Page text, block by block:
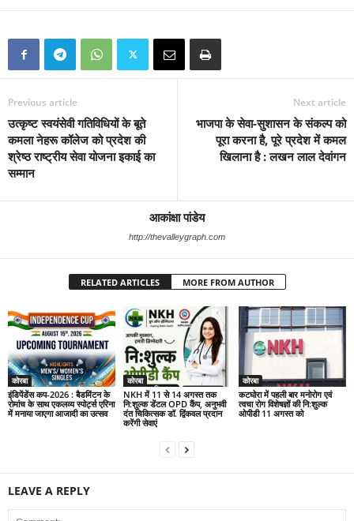
Previous article
उत्कृष्ट स्वयंसेवी गतिविधियों के बूते
कमला नेहरू कॉलेज को प्रदेश की
श्रेष्ठ राष्ट्रीय सेवा योजना इकाई का
सम्मान
Next article
भाजपा के सेवा-सुशासन के संकल्प को
पूरा करना है, पूरे प्रदेश में कमल
खिलाना है : लखन लाल देवांगन
आकांक्षा पांडेय
http://thevalleygraph.com
RELATED ARTICLES MORE FROM AUTHOR
कोरबा
इंडिपेंडेंस कप-2026 : बैडमिंटन के
रोमांच के साथ एकलव्य स्पोर्ट्स एरिना
में मनाया जाएगा आजादी का उत्सव
कोरबा
NKH में 11 से 14 अगस्त तक
नि:शुल्क डेंटल OPD कैंप, अनुभवी
दंत चिकित्सक डॉ. द्विंकवल प्रदान
करेंगी सेवाएं
कोरबा
कटघोरा में पहली बार मनोरोग एवं
त्वचा रोग विशेषज्ञों की नि:शुल्क
ओपीडी 11 अगस्त को
LEAVE A REPLY